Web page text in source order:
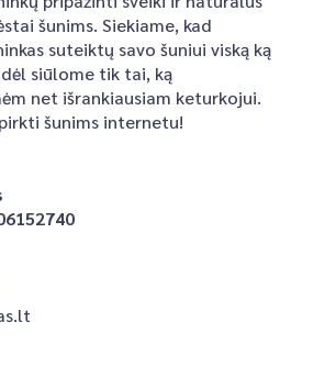
šunims. Siekiame, kad
suteiktų savo šuniui viską ką
siūlome tik tai, ką
net išrankiausiam keturkojui.
šunims internetu!